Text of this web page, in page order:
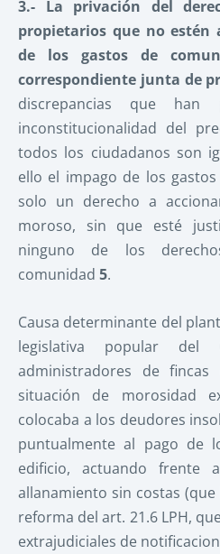
3.- La privación del
propietarios que no estén
de los gastos de
correspondiente junta de
discrepancias que han
inconstitucionalidad del
todos los ciudadanos son
ello el impago de los
solo un derecho a
moroso, sin que esté
ninguno de los
comunidad 5.
Causa determinante del
legislativa popular del
administradores de
situación de morosidad
colocaba a los deudores
puntualmente al pago de
edificio, actuando frente
allanamiento sin costas
reforma del art. 21.6 LPH,
extrajudiciales de